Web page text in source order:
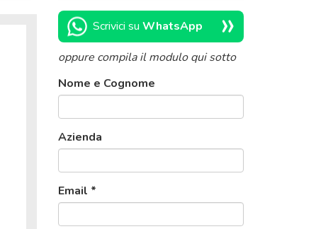
Scrivici su WhatsApp »
oppure compila il modulo qui sotto
Nome e Cognome
Azienda
Email *